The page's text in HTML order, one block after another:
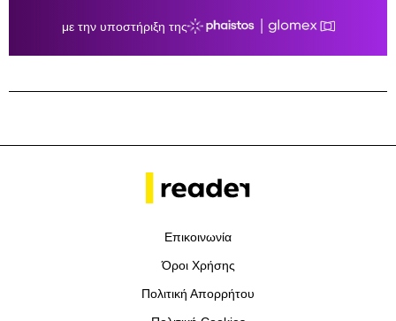
Επικοινωνία
Όροι Χρήσης
Πολιτική Απορρήτου